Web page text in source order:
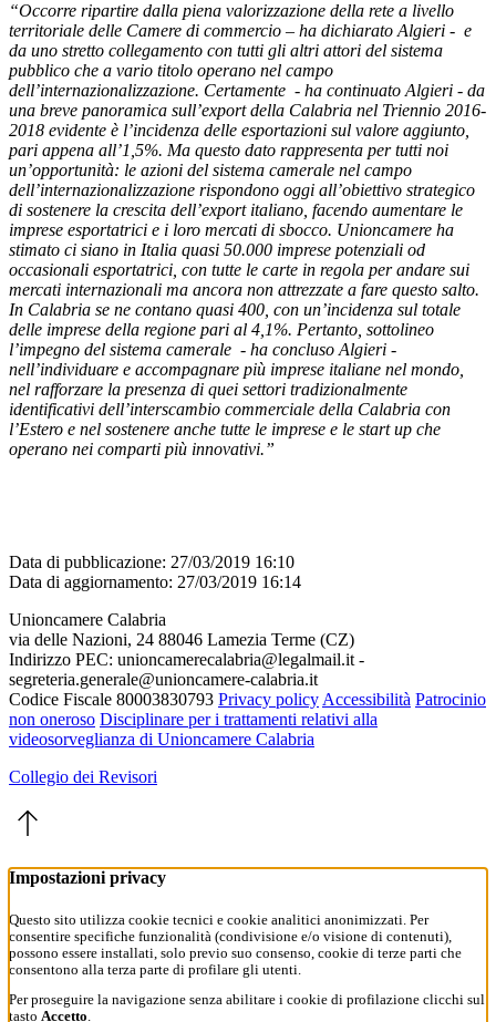
“Occorre ripartire dalla piena valorizzazione della rete a livello
territoriale delle Camere di commercio – ha dichiarato Algieri - e
da uno stretto collegamento con tutti gli altri attori del sistema
pubblico che a vario titolo operano nel campo
dell’internazionalizzazione. Certamente - ha continuato Algieri - da
una breve panoramica sull’export della Calabria nel Triennio 2016-
2018 evidente è l’incidenza delle esportazioni sul valore aggiunto,
pari appena all’1,5%. Ma questo dato rappresenta per tutti noi
un’opportunità: le azioni del sistema camerale nel campo
dell’internazionalizzazione rispondono oggi all’obiettivo strategico
di sostenere la crescita dell’export italiano, facendo aumentare le
imprese esportatrici e i loro mercati di sbocco. Unioncamere ha
stimato ci siano in Italia quasi 50.000 imprese potenziali od
occasionali esportatrici, con tutte le carte in regola per andare sui
mercati internazionali ma ancora non attrezzate a fare questo salto.
In Calabria se ne contano quasi 400, con un’incidenza sul totale
delle imprese della regione pari al 4,1%. Pertanto, sottolineo
l’impegno del sistema camerale - ha concluso Algieri -
nell’individuare e accompagnare più imprese italiane nel mondo,
nel rafforzare la presenza di quei settori tradizionalmente
identificativi dell’interscambio commerciale della Calabria con
l’Estero e nel sostenere anche tutte le imprese e le start up che
operano nei comparti più innovativi.”
Data di pubblicazione: 27/03/2019 16:10
Data di aggiornamento: 27/03/2019 16:14
Unioncamere Calabria
via delle Nazioni, 24 88046 Lamezia Terme (CZ)
Indirizzo PEC: unioncamerecalabria@legalmail.it -
segreteria.generale@unioncamere-calabria.it
Codice Fiscale 80003830793 Privacy policy Accessibilità Patrocinio
non oneroso Disciplinare per i trattamenti relativi alla
videosorveglianza di Unioncamere Calabria
Collegio dei Revisori
Impostazioni privacy
Questo sito utilizza cookie tecnici e cookie analitici anonimizzati. Per
consentire specifiche funzionalità (condivisione e/o visione di contenuti),
possono essere installati, solo previo suo consenso, cookie di terze parti che
consentono alla terza parte di profilare gli utenti.
Per proseguire la navigazione senza abilitare i cookie di profilazione clicchi sul
tasto Accetto.